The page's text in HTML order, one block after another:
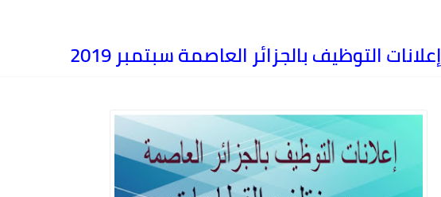
إعلانات التوظيف بالجزائر العاصمة سبتمبر 2019